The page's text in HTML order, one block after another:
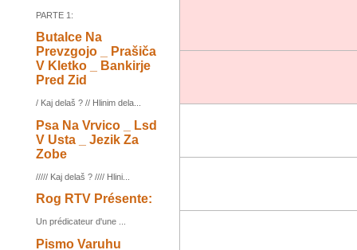
PARTE 1:
Butalce Na
Prevzgojo _ Prašiča
V Kletko _ Bankirje
Pred Zid
/ Kaj delaš ? // Hlinim dela...
Psa Na Vrvico _ Lsd
V Usta _ Jezik Za
Zobe
///// Kaj delaš ? //// Hlini...
Rog RTV Présente:
Un prédicateur d'une ...
Pismo Varuhu